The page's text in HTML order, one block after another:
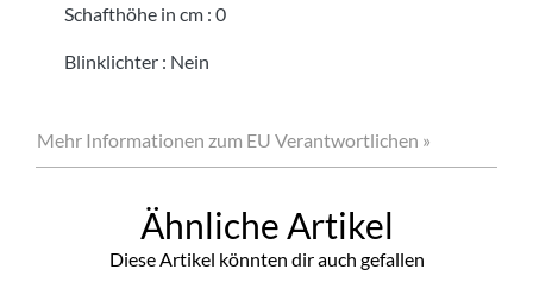
Schafthöhe in cm : 0
Blinklichter : Nein
Mehr Informationen zum EU Verantwortlichen »
Ähnliche Artikel
Diese Artikel könnten dir auch gefallen